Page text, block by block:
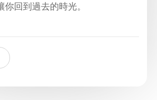
你回到過去的時光。